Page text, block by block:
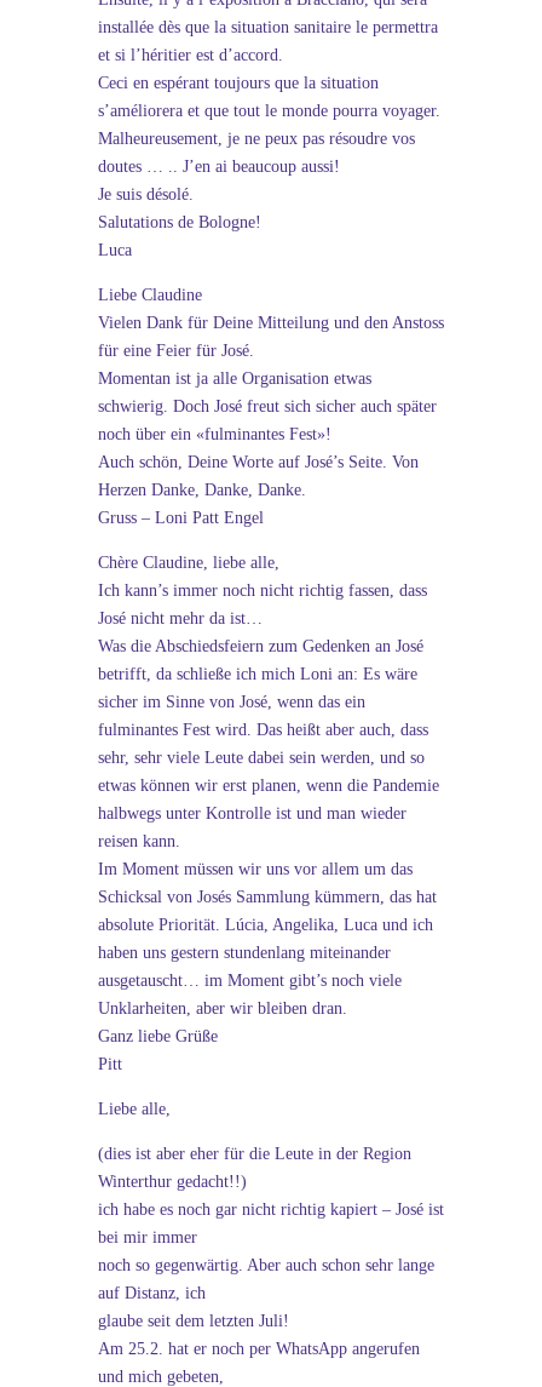
installée dès que la situation sanitaire le permettra
et si l’héritier est d’accord.
Ceci en espérant toujours que la situation
s’améliorera et que tout le monde pourra voyager.
Malheureusement, je ne peux pas résoudre vos
doutes … .. J’en ai beaucoup aussi!
Je suis désolé.
Salutations de Bologne!
Luca
Liebe Claudine
Vielen Dank für Deine Mitteilung und den Anstoss
für eine Feier für José.
Momentan ist ja alle Organisation etwas
schwierig. Doch José freut sich sicher auch später
noch über ein «fulminantes Fest»!
Auch schön, Deine Worte auf José’s Seite. Von
Herzen Danke, Danke, Danke.
Gruss – Loni Patt Engel
Chère Claudine, liebe alle,
Ich kann’s immer noch nicht richtig fassen, dass
José nicht mehr da ist…
Was die Abschiedsfeiern zum Gedenken an José
betrifft, da schließe ich mich Loni an: Es wäre
sicher im Sinne von José, wenn das ein
fulminantes Fest wird. Das heißt aber auch, dass
sehr, sehr viele Leute dabei sein werden, und so
etwas können wir erst planen, wenn die Pandemie
halbwegs unter Kontrolle ist und man wieder
reisen kann.
Im Moment müssen wir uns vor allem um das
Schicksal von Josés Sammlung kümmern, das hat
absolute Priorität. Lúcia, Angelika, Luca und ich
haben uns gestern stundenlang miteinander
ausgetauscht… im Moment gibt’s noch viele
Unklarheiten, aber wir bleiben dran.
Ganz liebe Grüße
Pitt
Liebe alle,
(dies ist aber eher für die Leute in der Region
Winterthur gedacht!!)
ich habe es noch gar nicht richtig kapiert – José ist
bei mir immer
noch so gegenwärtig. Aber auch schon sehr lange
auf Distanz, ich
glaube seit dem letzten Juli!
Am 25.2. hat er noch per WhatsApp angerufen
und mich gebeten,